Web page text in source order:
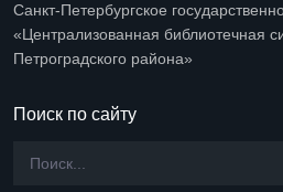
Санкт-Петербургское
«Централизованная библиотечная
Петроградского района»
Поиск по сайту